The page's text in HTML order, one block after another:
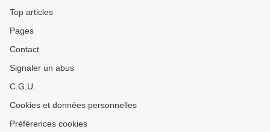
Top articles
Pages
Contact
Signaler un abus
C.G.U.
Cookies et données personnelles
Préférences cookies